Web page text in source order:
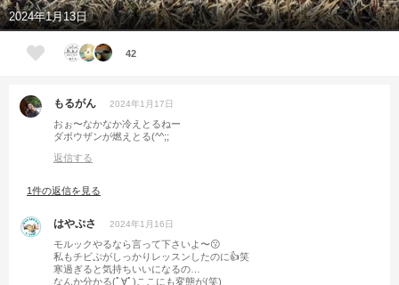
2024年1月13日
42
もるがん 2024年1月17日
おぉ〜なかなか冷えとるねー
ダボウザンが燃えとる(^^;;
返信する
1件の返信を見る
はやぷさ 2024年1月16日
モルックやるなら言って下さいよ〜😗
私もチビぷがしっかりレッスンしたのに👍笑
寒過ぎると気持ちいいになるの…
なんか分かる(ﾟ∀ﾟ)ここにも変態が(笑)